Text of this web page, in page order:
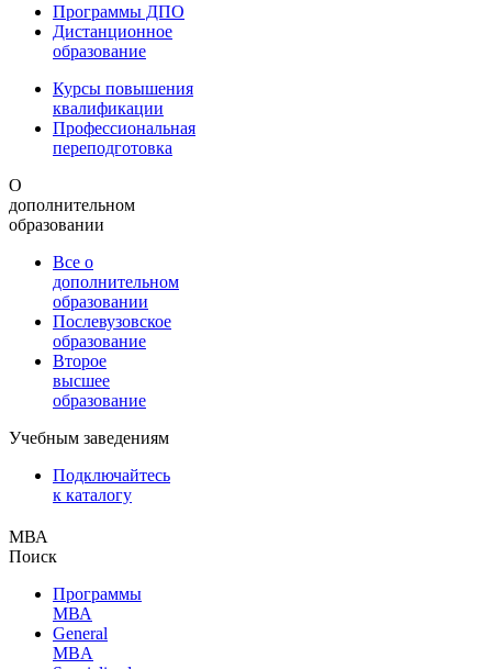
Программы ДПО
Дистанционное
образование
Курсы повышения
квалификации
Профессиональная
переподготовка
О
дополнительном
образовании
Все о
дополнительном
образовании
Послевузовское
образование
Второе
высшее
образование
Учебным заведениям
Подключайтесь
к каталогу
МВА
Поиск
Программы
МВА
General
MBA